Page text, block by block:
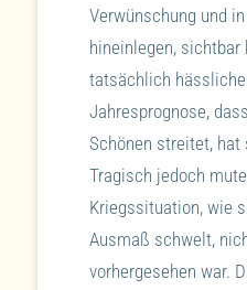
Verwünschung und
hineinlegen, sichtbar
tatsächlich
Jahresprognose,
Schönen streitet, hat
Tragisch jedoch
Kriegssituation, wie
Ausmaß schwelt,
vorhergesehen war.